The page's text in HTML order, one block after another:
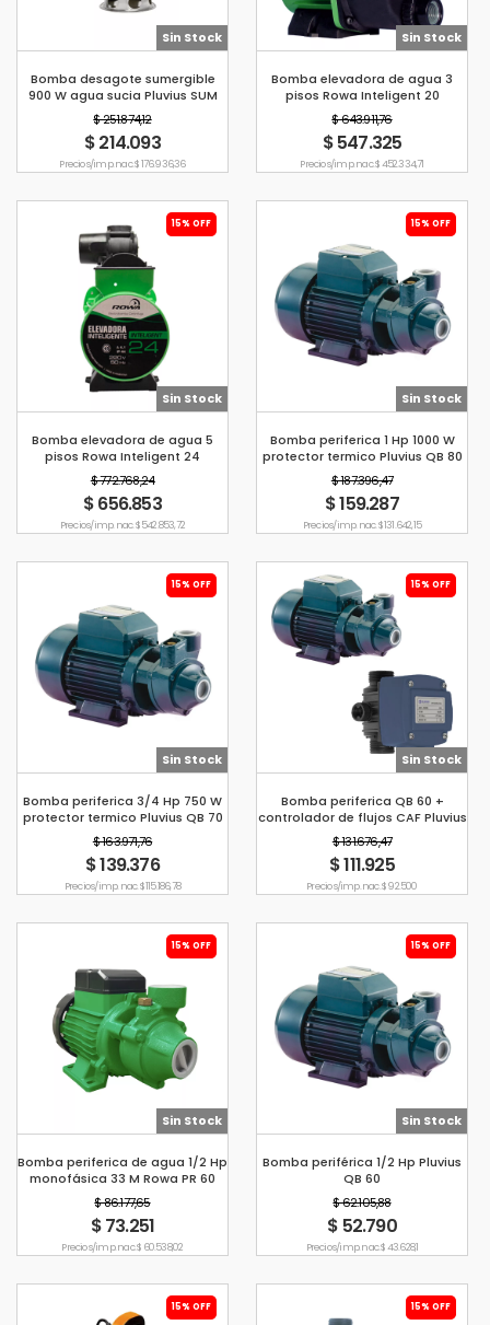
Sin Stock
Bomba desagote sumergible
900 W agua sucia Pluvius SUM
S900
$ 251.874,12
$ 214.093
Precio s/imp. nac. $ 176.936,36
Sin Stock
Bomba elevadora de agua 3
pisos Rowa Inteligent 20
$ 643.911,76
$ 547.325
Precio s/imp. nac. $ 452.334,71
15% OFF
Sin Stock
Bomba elevadora de agua 5
pisos Rowa Inteligent 24
$ 772.768,24
$ 656.853
Precio s/imp. nac. $ 542.853,72
15% OFF
Sin Stock
Bomba periferica 1 Hp 1000 W
protector termico Pluvius QB 80
$ 187.396,47
$ 159.287
Precio s/imp. nac. $ 131.642,15
15% OFF
Sin Stock
Bomba periferica 3/4 Hp 750 W
protector termico Pluvius QB 70
$ 163.971,76
$ 139.376
Precio s/imp. nac. $ 115.186,78
15% OFF
Sin Stock
Bomba periferica QB 60 +
controlador de flujos CAF Pluvius
$ 131.676,47
$ 111.925
Precio s/imp. nac. $ 92.500
15% OFF
Sin Stock
Bomba periferica de agua 1/2 Hp
monofásica 33 M Rowa PR 60
$ 86.177,65
$ 73.251
Precio s/imp. nac. $ 60.538,02
15% OFF
Sin Stock
Bomba periférica 1/2 Hp Pluvius
QB 60
$ 62.105,88
$ 52.790
Precio s/imp. nac. $ 43.628,1
15% OFF 15% OFF